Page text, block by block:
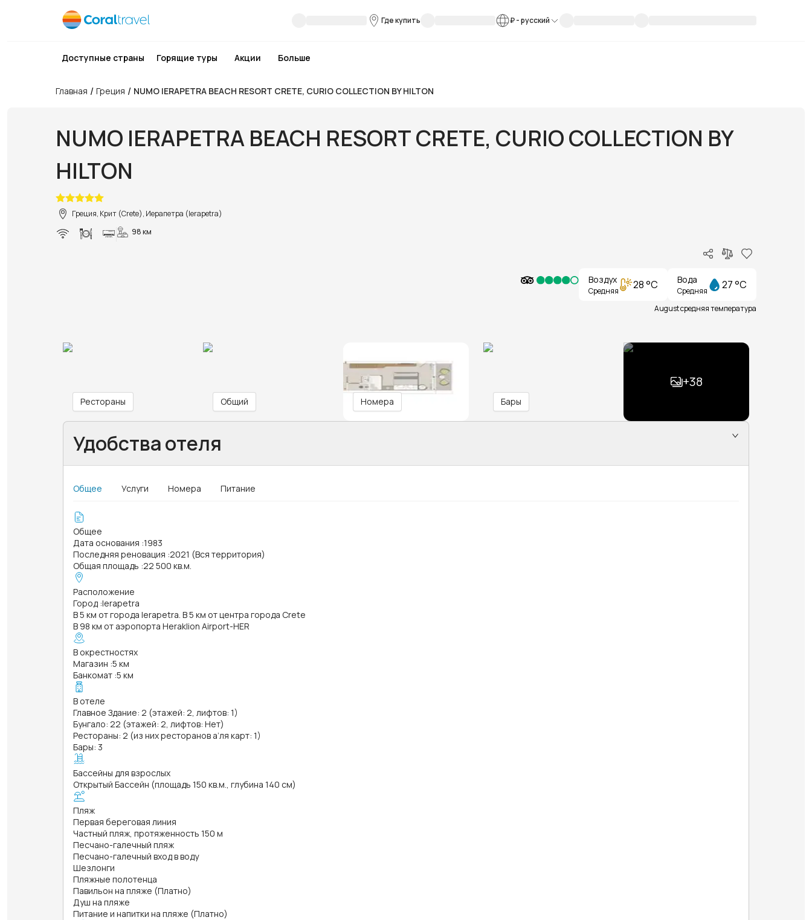
Где купить ₽-русский
Доступные страны Горящие туры Акции Больше
Главная / Греция / NUMO IERAPETRA BEACH RESORT CRETE, CURIO COLLECTION BY HILTON
NUMO IERAPETRA BEACH RESORT CRETE, CURIO COLLECTION BY
HILTON
Греция, Крит (Crete), Иерапетра (Ierapetra)
98 км
Воздух
Средняя 28 °C Вода
Средняя 27 °C
August средняя температура
Рестораны Общий Номера Бары
+38
Удобства отеля
Общее Услуги Номера Питание
Общее
Дата основания :1983
Последняя реновация :2021 (Вся территория)
Общая площадь :22 500 кв.м.
Расположение
Город :Ierapetra
В 5 км от города Ierapetra. В 5 км от центра города Crete
В 98 км от аэропорта Heraklion Airport-HER
В окрестностях
Магазин :5 км
Банкомат :5 км
В отеле
Главное Здание: 2 (этажей: 2, лифтов: 1)
Бунгало: 22 (этажей: 2, лифтов: Нет)
Рестораны: 2 (из них ресторанов а’ля карт: 1)
Бары: 3
Бассейны для взрослых
Открытый Бассейн (площадь 150 кв.м., глубина 140 см)
Пляж
Первая береговая линия
Частный пляж, протяженность 150 м
Песчано-галечный пляж
Песчано-галечный вход в воду
Шезлонги
Пляжные полотенца
Павильон на пляже (Платно)
Душ на пляже
Питание и напитки на пляже (Платно)